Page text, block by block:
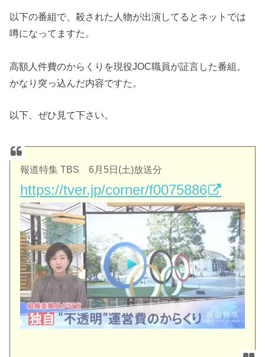
以下の番組で、殺された人物が出演してるとネットでは
噂になってますた。
高額人件費のからくりを現役JOC職員が証言した番組。
かなり突っ込んだ内容ですた。
以下、ぜひ見て下さい。
報道特集TBS 6月5日(土)放送分
https://tver.jp/corner/f0075886